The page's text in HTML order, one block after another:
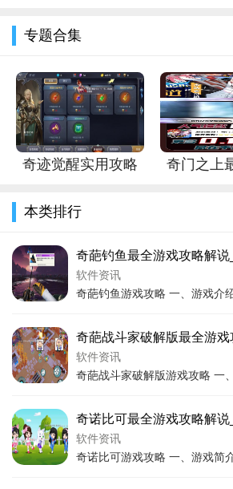
在哪里获取新的服装部件，以及如何提升
逐步引导玩家去了解这些系统的功能和使
二、搭配技巧攻略
（一）理解搭配属性
奇迹暖暖游戏中的搭配评分受到多种
玩家需要深入理解这些属性，在搭配服饰
气质，那么就需要选择具有相应风格属性
裙、头饰和高跟鞋等部件。
色彩搭配是影响整体视觉效果和搭配评
选择相互协调、不冲突的颜色组合。比如
合。要注意避免颜色过于杂乱，保持整体
感。
（三）根据角色特点搭配
不容错过！
专题合集
奇迹觉醒实用攻略
技巧助通关
奇门之上
本类排行
奇葩钓鱼最全游戏攻略解说
最新游戏技巧通关
软件资讯
奇葩战斗家破解版最全游戏
奇葩战斗家破解版最新游戏
软件资讯
奇诺比可最全游戏攻略解
最新游戏技巧通关
软件资讯